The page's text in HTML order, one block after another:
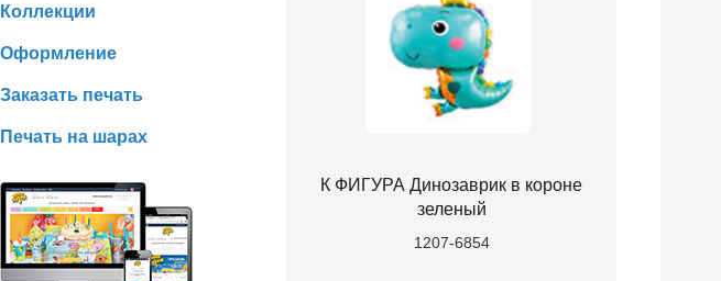
Коллекции
Оформление
Заказать печать
Печать на шарах
К ФИГУРА Динозаврик в короне
зеленый
1207-6854